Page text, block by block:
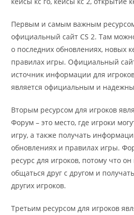
Первым и самым важным ресурсом
официальный сайт CS 2. Там
о последних обновлениях, новых
правилах игры. Официальный
источник информации для
является официальным и
Вторым ресурсом для игроков
Форум – это место, где игроки
игру, а также получать
обновлениях и правилах игры.
ресурс для игроков, потому что
общаться друг с другом и
других игроков.
Третьим ресурсом для игроков